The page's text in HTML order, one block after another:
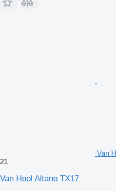
Van
21
Van Hool Altano TX17